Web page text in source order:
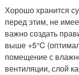
Хорошо хранится
перед этим, не
важно создать
выше +5°C
помещение с
вентиляции, слой